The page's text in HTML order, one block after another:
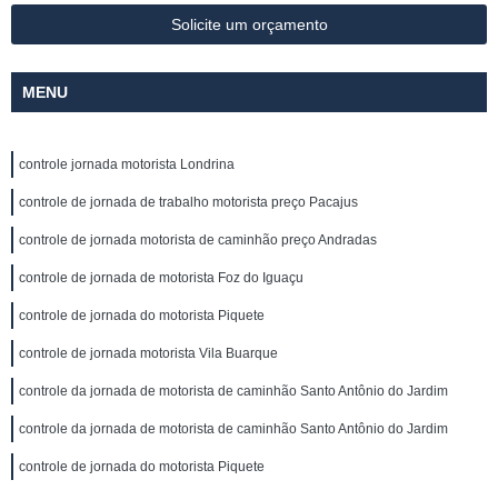
Solicite um orçamento
MENU
controle jornada motorista Londrina
controle de jornada de trabalho motorista preço Pacajus
controle de jornada motorista de caminhão preço Andradas
controle de jornada de motorista Foz do Iguaçu
controle de jornada do motorista Piquete
controle de jornada motorista Vila Buarque
controle da jornada de motorista de caminhão Santo Antônio do Jardim
controle da jornada de motorista de caminhão Santo Antônio do Jardim
controle de jornada do motorista Piquete